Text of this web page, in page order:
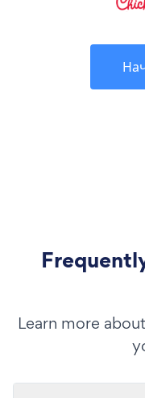
Learn more